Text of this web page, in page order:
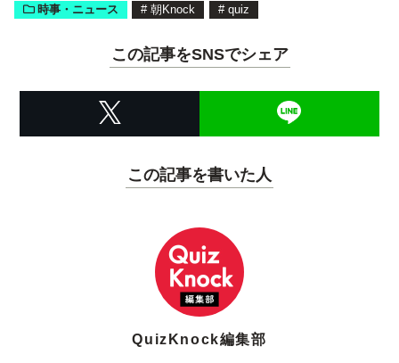
時事・ニュース # 朝Knock # quiz
この記事をSNSでシェア
この記事を書いた人
QuizKnock編集部